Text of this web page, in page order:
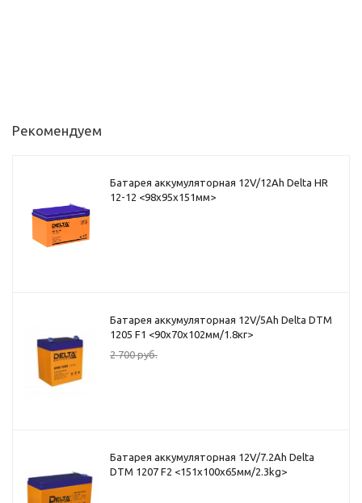
Рекомендуем
Батарея аккумуляторная 12V/12Ah Delta HR
12-12 <98x95x151мм>
Батарея аккумуляторная 12V/5Ah Delta DTM
1205 F1 <90x70x102мм/1.8кг>
2 700руб.
Батарея аккумуляторная 12V/7.2Ah Delta
DTM 1207 F2 <151x100x65мм/2.3kg>